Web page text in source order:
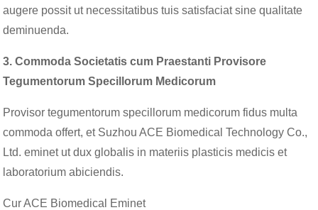
augere possit ut necessitatibus tuis satisfaciat sine qualitate
deminuenda.
3. Commoda Societatis cum Praestanti Provisore
Tegumentorum Specillorum Medicorum
Provisor tegumentorum specillorum medicorum fidus multa
commoda offert, et Suzhou ACE Biomedical Technology Co.,
Ltd. eminet ut dux globalis in materiis plasticis medicis et
laboratorium abiciendis.
Cur ACE Biomedical Eminet